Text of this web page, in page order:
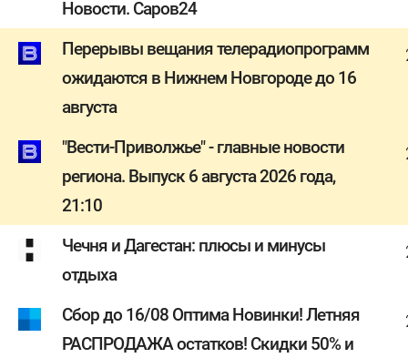
Новости. Саров24
Перерывы вещания телерадиопрограмм
ожидаются в Нижнем Новгороде до 16
августа
"Вести-Приволжье" - главные новости
региона. Выпуск 6 августа 2026 года,
21:10
Чечня и Дагестан: плюсы и минусы
отдыха
Сбор до 16/08 Оптима Новинки! Летняя
РАСПРОДАЖА остатков! Скидки 50% и